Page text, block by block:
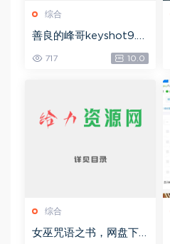
综合
善良的峰哥keyshot9.0
自学宝典，网盘下载(2.3
6G)
717 10.0
综合
女巫咒语之书，网盘下